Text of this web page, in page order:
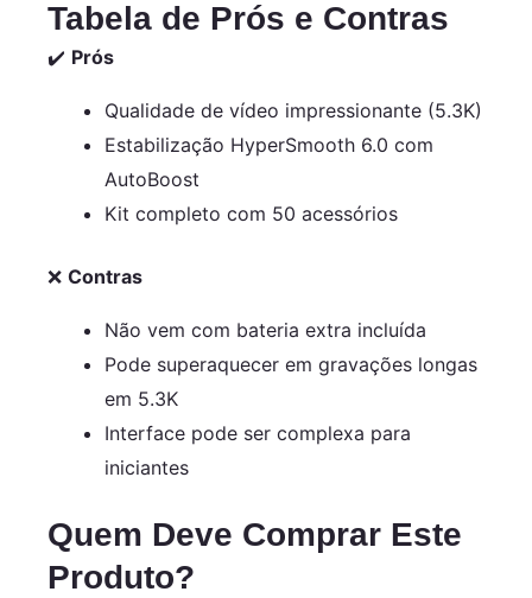
Ao Vivo,
Estabilização
+ Cartão De...
Tabela de Prós e Contras
✔️ Prós
Qualidade de vídeo impressionante (5.3K)
Estabilização HyperSmooth 6.0 com
AutoBoost
Kit completo com 50 acessórios
❌ Contras
Não vem com bateria extra incluída
Pode superaquecer em gravações longas
em 5.3K
Interface pode ser complexa para
iniciantes
Quem Deve Comprar Este
Produto?